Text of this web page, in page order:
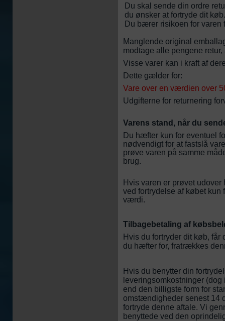
Du skal sende din ordre
du ønsker at fortryde dit
Du bærer risikoen for varen
Manglende original
modtage alle pengene
Visse varer kan i kraft af
Dette gælder for:
Vare over en værdien over
Udgifterne for returnering
Varens stand, når du
Du hæfter kun for eventuel
nødvendigt for at fastslå
prøve varen på samme
brug.
Hvis varen er prøvet udover
ved fortrydelse af købet
værdi.
Tilbagebetaling af
Hvis du fortryder dit køb,
du hæfter for, fratrækkes
Hvis du benytter din
leveringsomkostninger
end den billigste form for
omstændigheder senest 14
fortryde denne aftale. Vi
benyttede ved den